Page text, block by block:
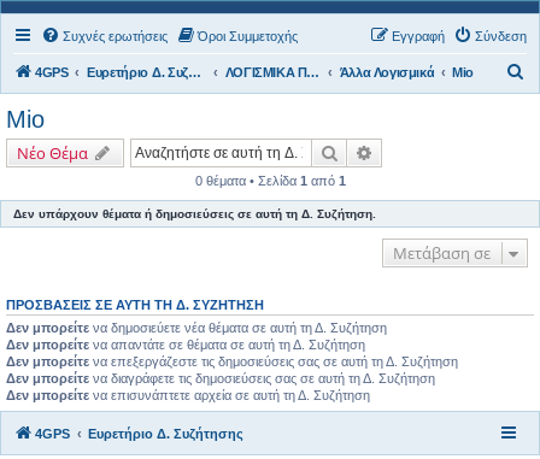
Συχνές ερωτήσεις Όροι Συμμετοχής Σύνδεση
Εγγραφή
4GPS Ευρετήριο Δ. Συζήτησης ΛΟΓΙΣΜΙΚΑ ΠΛΟΗΓΗΣΗΣ Άλλα Λογισμικά Mio
η
Mio
Νέο Θέμα Αναζήτηση
0 θέματα • Σελίδα 1 από 1
Δεν υπάρχουν θέματα ή δημοσιεύσεις σε αυτή τη Δ. Συζήτηση.
Μετάβαση σε
ΠΡΟΣΒΆΣΕΙΣ ΣΕ ΑΥΤΉ ΤΗ Δ. ΣΥΖΉΤΗΣΗ
Δεν μπορείτε να δημοσιεύετε νέα θέματα σε αυτή τη Δ. Συζήτηση
Δεν μπορείτε να απαντάτε σε θέματα σε αυτή τη Δ. Συζήτηση
Δεν μπορείτε να επεξεργάζεστε τις δημοσιεύσεις σας σε αυτή τη Δ. Συζήτηση
Δεν μπορείτε να διαγράφετε τις δημοσιεύσεις σας σε αυτή τη Δ. Συζήτηση
Δεν μπορείτε να επισυνάπτετε αρχεία σε αυτή τη Δ. Συζήτηση
4GPS Ευρετήριο Δ. Συζήτησης